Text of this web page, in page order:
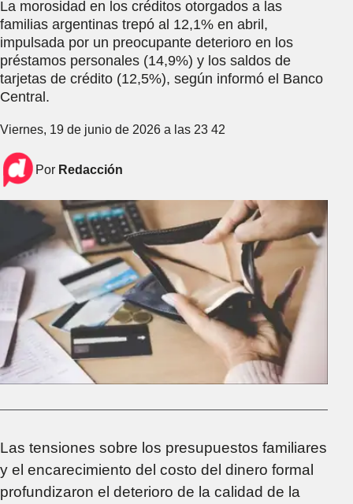
La morosidad en los créditos otorgados a las
familias argentinas trepó al 12,1% en abril,
impulsada por un preocupante deterioro en los
préstamos personales (14,9%) y los saldos de
tarjetas de crédito (12,5%), según informó el Banco
Central.
Viernes, 19 de junio de 2026 a las 23 42
Por Redacción
Las tensiones sobre los presupuestos familiares
y el encarecimiento del costo del dinero formal
profundizaron el deterioro de la calidad de la